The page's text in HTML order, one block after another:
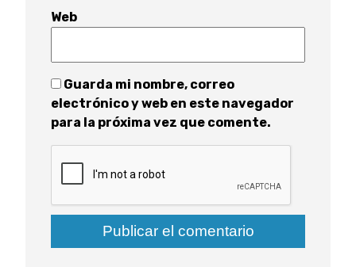
Web
Guarda mi nombre, correo
electrónico y web en este navegador
para la próxima vez que comente.